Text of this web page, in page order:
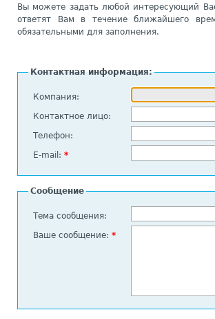
Вы можете задать любой интересующий
ответят Вам в течение ближайшего
обязательными для заполнения.
Контактная информация:
Компания:
Контактное лицо:
Телефон:
E-mail: *
Сообщение
Тема сообщения:
Ваше сообщение: *